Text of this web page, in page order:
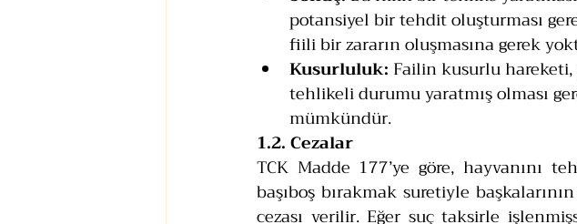
potansiyel bir tehdit oluşturması
fiili bir zararın oluşmasına gerek
Kusurluluk: Failin kusurlu
tehlikeli durumu yaratmış olması
mümkündür.
1.2. Cezalar
TCK Madde 177’ye göre, hayvanını
başıboş bırakmak suretiyle
cezası verilir. Eğer suç taksirle